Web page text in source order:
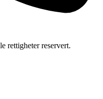
rettigheter reservert.